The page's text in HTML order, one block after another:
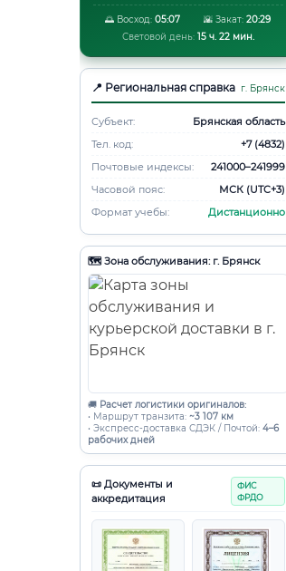
🌅 Восход: 05:07 🌇 Закат:20:29
Световой день: 15 ч. 22 мин.
📍 Региональная справка г. Брянск
Субъект:
Брянская область
Тел. код:
+7 (4832)
Почтовые индексы:
241000–241999
Часовой пояс:
МСК (UTC+3)
Формат учебы:
Дистанционно
🗺️ Зона обслуживания: г. Брянск
🚚 Расчет логистики оригиналов:
• Маршрут транзита: ~3 107 км
• Экспресс-доставка СДЭК / Почтой: 4–6
рабочих дней
📜 Документы и
аккредитация
ФИС
ФРДО